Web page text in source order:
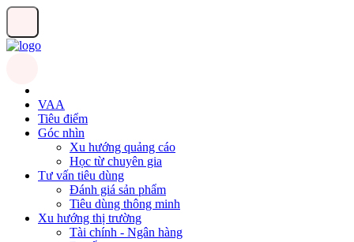
VAA
Tiêu điểm
Góc nhìn
Xu hướng quảng cáo
Học từ chuyên gia
Tư vấn tiêu dùng
Đánh giá sản phẩm
Tiêu dùng thông minh
Xu hướng thị trường
Tài chính - Ngân hàng